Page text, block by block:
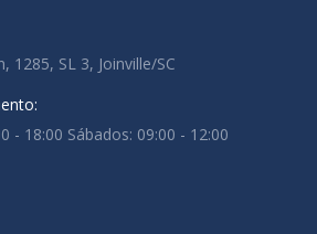
1285, SL 3, Joinville/SC
- 18:00 Sábados: 09:00 - 12:00